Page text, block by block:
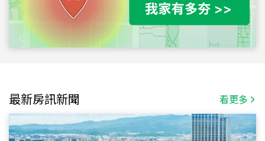
最新房訊新聞 看更多